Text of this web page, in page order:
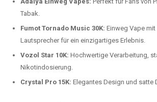
Tabak.
Fumot Tornado Music 30K: Einweg Vape
Lautsprecher für ein einzigartiges Erlebnis.
Vozol Star 10K: Hochwertige Verarbeitung,
Nikotindosierung.
Crystal Pro 15K: Elegantes Design und